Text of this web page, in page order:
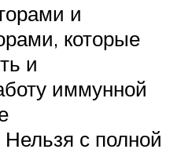
и
которые
и
иммунной
Нельзя с полной